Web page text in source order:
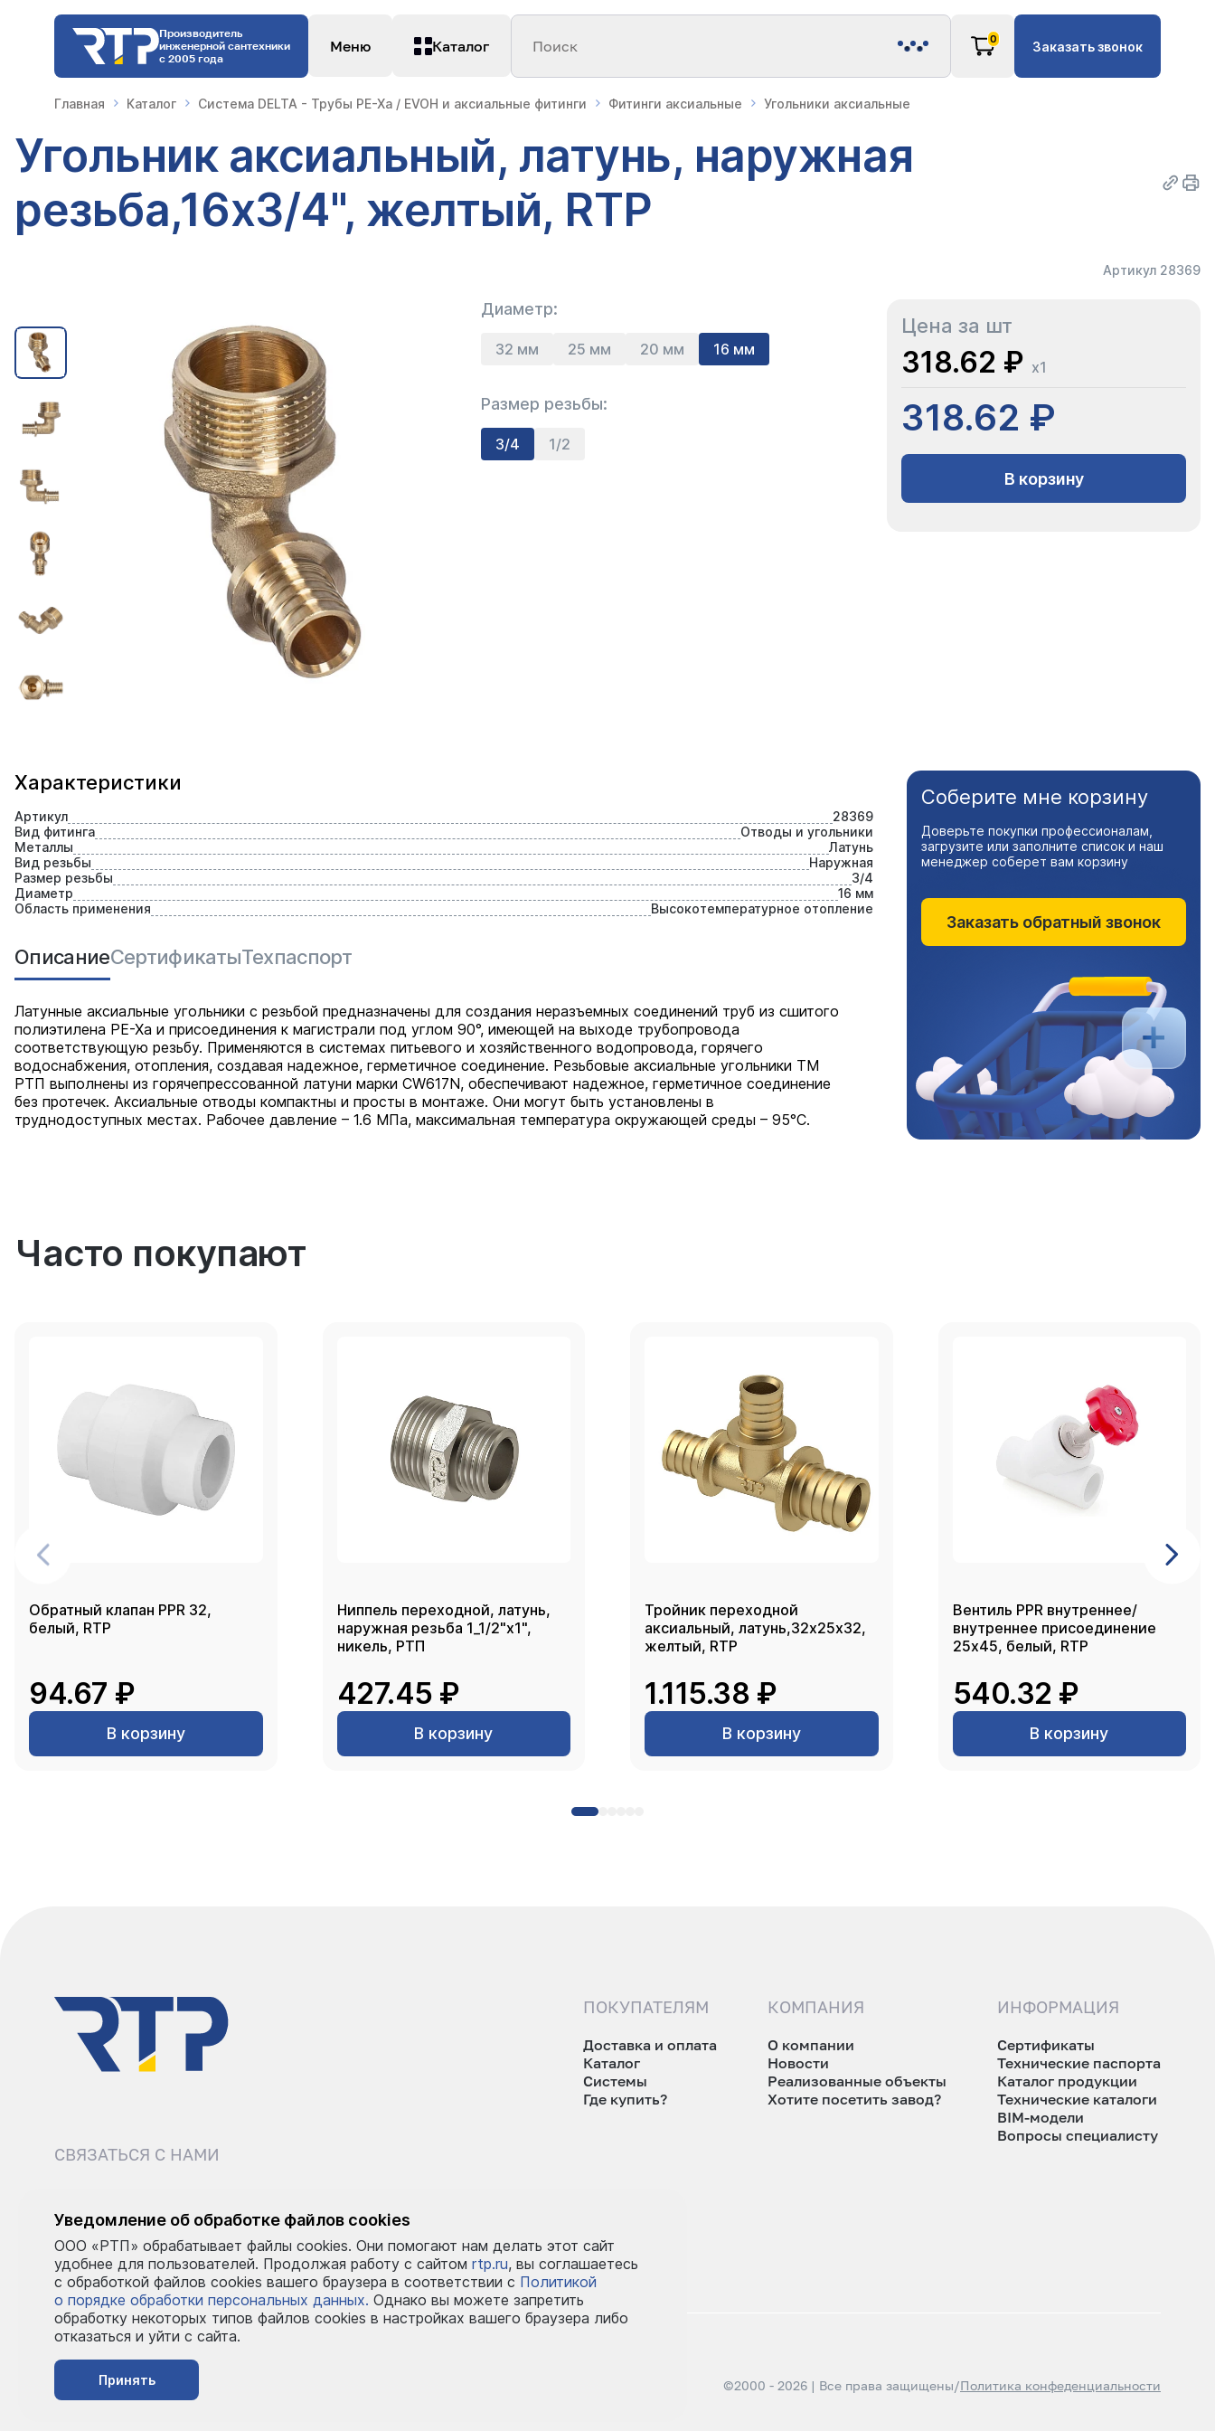
Производитель
инженерной сантехники
с 2005 года
Меню Каталог Поиск 0 Заказать звонок
Главная Каталог Система DELTA - Трубы PE-Xa / EVOH и аксиальные фитинги Фитинги аксиальные Угольники аксиальные
Угольник аксиальный, латунь, наружная
резьба,16х3/4", желтый, RTP
Артикул 28369
Диаметр:
32 мм 25 мм 20 мм 16 мм
Размер резьбы:
3/4 1/2
Цена за шт
318.62 ₽ x1
318.62 ₽
В корзину
Характеристики
Артикул
28369
Вид фитинга
Отводы и угольники
Металлы
Латунь
Вид резьбы
Наружная
Размер резьбы
3/4
Диаметр
16 мм
Область применения
Высокотемпературное отопление
ОписаниеСертификатыТехпаспорт
Латунные аксиальные угольники с резьбой предназначены для создания неразъемных соединений труб из сшитого
полиэтилена PE-Xa и присоединения к магистрали под углом 90°, имеющей на выходе трубопровода
соответствующую резьбу. Применяются в системах питьевого и хозяйственного водопровода, горячего
водоснабжения, отопления, создавая надежное, герметичное соединение. Резьбовые аксиальные угольники ТМ
РТП выполнены из горячепрессованной латуни марки СW617N, обеспечивают надежное, герметичное соединение
без протечек. Аксиальные отводы компактны и просты в монтаже. Они могут быть установлены в
труднодоступных местах. Рабочее давление – 1.6 МПа, максимальная температура окружающей среды – 95°С.
Соберите мне корзину
Доверьте покупки профессионалам,
загрузите или заполните список и наш
менеджер соберет вам корзину
Заказать обратный звонок
Часто покупают
Обратный клапан PPR 32,
белый, RTP
94.67 ₽
В корзину
Ниппель переходной, латунь,
наружная резьба 1_1/2"х1",
никель, РТП
427.45 ₽
В корзину
Тройник переходной
аксиальный, латунь,32х25х32,
желтый, RTP
1.115.38 ₽
В корзину
Вентиль PPR внутреннее/
внутреннее присоединение
25х45, белый, RTP
540.32 ₽
В корзину
ПОКУПАТЕЛЯМ
Доставка и оплата
Каталог
Системы
Где купить?
КОМПАНИЯ
О компании
Новости
Реализованные объекты
Хотите посетить завод?
ИНФОРМАЦИЯ
Сертификаты
Технические паспорта
Каталог продукции
Технические каталоги
BIM-модели
Вопросы специалисту
СВЯЗАТЬСЯ С НАМИ
Пн–Пт: 9:00–18:00
©2000 - 2026 | Все права защищены/Политика конфеденциальности
Уведомление об обработке файлов cookies
ООО «РТП» обрабатывает файлы cookies. Они помогают нам делать этот сайт
удобнее для пользователей. Продолжая работу с сайтом rtp.ru, вы соглашаетесь
с обработкой файлов cookies вашего браузера в соответствии с Политикой
о порядке обработки персональных данных. Однако вы можете запретить
обработку некоторых типов файлов cookies в настройках вашего браузера либо
отказаться и уйти с сайта.
Принять